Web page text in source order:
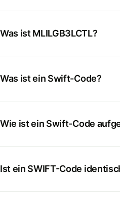
Was ist MLILGB3LCTL?
Was ist ein Swift-Code?
Wie ist ein Swift-Code
Ist ein SWIFT-Code